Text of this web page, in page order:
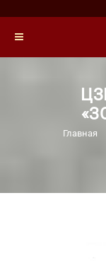
Главная